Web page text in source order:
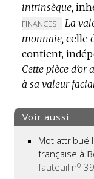
intrinsèque,
FINANCES.
La
monnaie, celle
contient,
Cette pièce
à sa valeur
Voir aussi
Mot attribué
française à
fauteuil no